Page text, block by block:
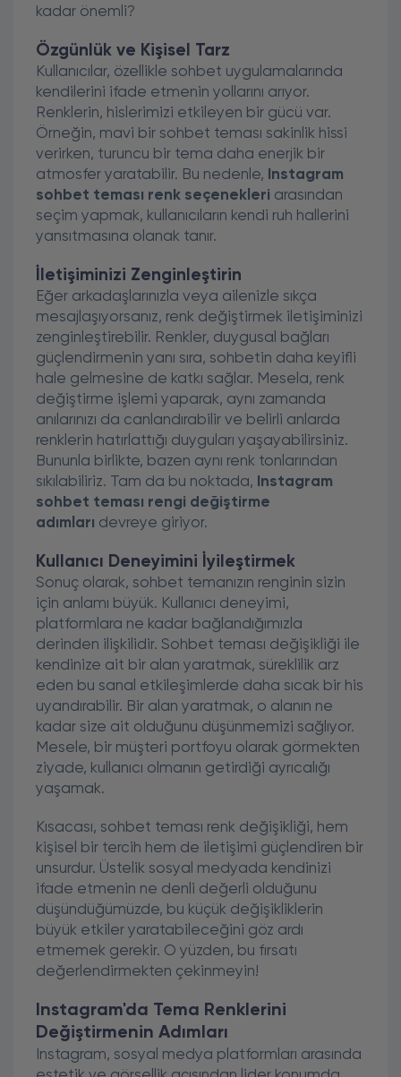
kadar önemli?
Özgünlük ve Kişisel Tarz
Kullanıcılar, özellikle sohbet uygulamalarında
kendilerini ifade etmenin yollarını arıyor.
Renklerin, hislerimizi etkileyen bir gücü var.
Örneğin, mavi bir sohbet teması sakinlik hissi
verirken, turuncu bir tema daha enerjik bir
atmosfer yaratabilir. Bu nedenle, Instagram
sohbet teması renk seçenekleri arasından
seçim yapmak, kullanıcıların kendi ruh hallerini
yansıtmasına olanak tanır.
İletişiminizi Zenginleştirin
Eğer arkadaşlarınızla veya ailenizle sıkça
mesajlaşıyorsanız, renk değiştirmek iletişiminizi
zenginleştirebilir. Renkler, duygusal bağları
güçlendirmenin yanı sıra, sohbetin daha keyifli
hale gelmesine de katkı sağlar. Mesela, renk
değiştirme işlemi yaparak, aynı zamanda
anılarınızı da canlandırabilir ve belirli anlarda
renklerin hatırlattığı duyguları yaşayabilirsiniz.
Bununla birlikte, bazen aynı renk tonlarından
sıkılabiliriz. Tam da bu noktada, Instagram
sohbet teması rengi değiştirme
adımları devreye giriyor.
Kullanıcı Deneyimini İyileştirmek
Sonuç olarak, sohbet temanızın renginin sizin
için anlamı büyük. Kullanıcı deneyimi,
platformlara ne kadar bağlandığımızla
derinden ilişkilidir. Sohbet teması değişikliği ile
kendinize ait bir alan yaratmak, süreklilik arz
eden bu sanal etkileşimlerde daha sıcak bir his
uyandırabilir. Bir alan yaratmak, o alanın ne
kadar size ait olduğunu düşünmemizi sağlıyor.
Mesele, bir müşteri portfoyu olarak görmekten
ziyade, kullanıcı olmanın getirdiği ayrıcalığı
yaşamak.
Kısacası, sohbet teması renk değişikliği, hem
kişisel bir tercih hem de iletişimi güçlendiren bir
unsurdur. Üstelik sosyal medyada kendinizi
ifade etmenin ne denli değerli olduğunu
düşündüğümüzde, bu küçük değişikliklerin
büyük etkiler yaratabileceğini göz ardı
etmemek gerekir. O yüzden, bu fırsatı
değerlendirmekten çekinmeyin!
Instagram'da Tema Renklerini
Değiştirmenin Adımları
Instagram, sosyal medya platformları arasında